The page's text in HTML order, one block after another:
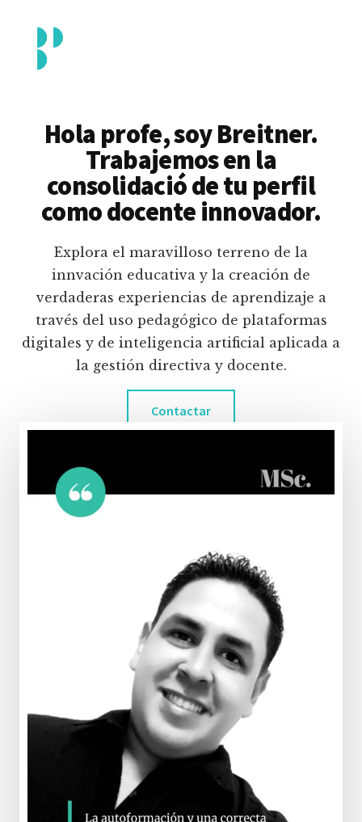
contenido
principal
menu
Piedrahita
docente
pedagógico
educativas
digitales
inteligencia
artificial.
Hola profe, soy Breitner.
Trabajemos en la
consolidació de tu perfil
como docente innovador.
Explora el maravilloso terreno de la
innvación educativa y la creación de
verdaderas experiencias de aprendizaje a
través del uso pedagógico de plataformas
digitales y de inteligencia artificial aplicada a
la gestión directiva y docente.
Contactar